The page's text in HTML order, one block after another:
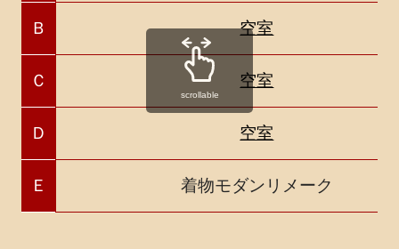
Ｂ 空室
Ｃ 空室
Ｄ 空室
Ｅ 着物モダンリメーク
scrollable